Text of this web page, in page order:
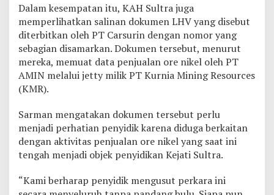
Dalam kesempatan itu, KAH Sultra juga
memperlihatkan salinan dokumen LHV yang disebut
diterbitkan oleh PT Carsurin dengan nomor yang
sebagian disamarkan. Dokumen tersebut, menurut
mereka, memuat data penjualan ore nikel oleh PT
AMIN melalui jetty milik PT Kurnia Mining Resources
(KMR).
Sarman mengatakan dokumen tersebut perlu
menjadi perhatian penyidik karena diduga berkaitan
dengan aktivitas penjualan ore nikel yang saat ini
tengah menjadi objek penyidikan Kejati Sultra.
“Kami berharap penyidik mengusut perkara ini